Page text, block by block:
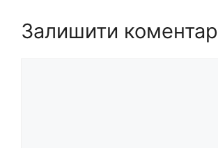
Залишити коментар